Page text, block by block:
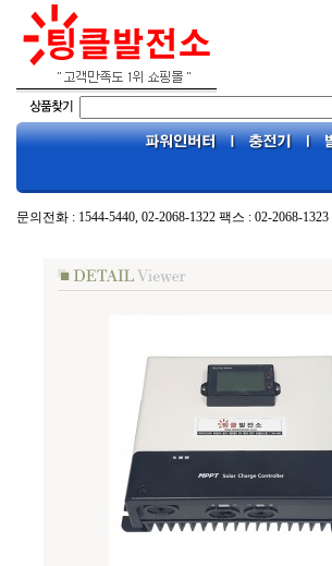
문의전화 : 1544-5440, 02-2068-1322 팩스 : 02-2068-1323